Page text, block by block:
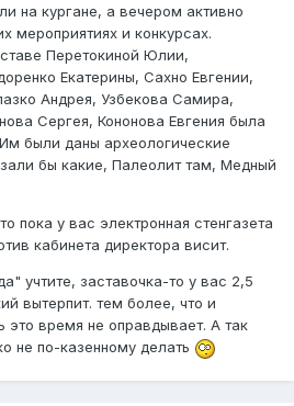
на кургане, а вечером активно
мероприятиях и конкурсах.
Перетокиной Юлии,
Екатерины, Сахно Евгении,
Андрея, Узбекова Самира,
Сергея, Кононова Евгения была
были даны археологические
бы какие, Палеолит там, Медный
пока у вас электронная стенгазета
кабинета директора висит.
учтите, заставочка-то у вас 2,5
вытерпит. тем более, что и
это время не оправдывает. А так
не по-казенному делать